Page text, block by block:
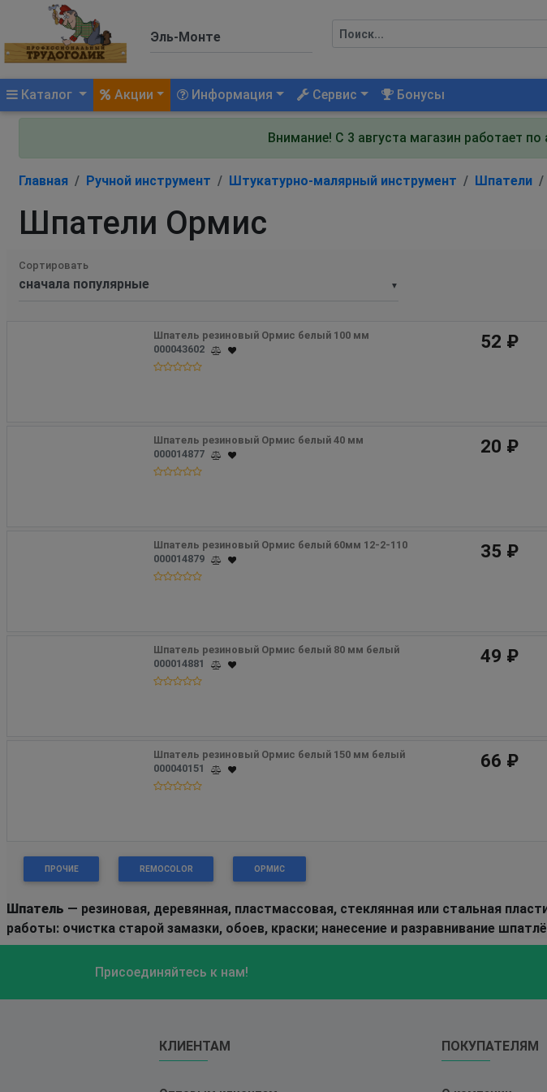
Каталог (current)Акции Информация Сервис Бонусы
Внимание! С 3 августа магазин работает
Главная Ручной инструмент Штукатурно-малярный инструмент Шпатели
Шпатели Ормис
▼
Сортировать
Шпатель резиновый Ормис белый 100 мм
000043602
52 ₽
Шпатель резиновый Ормис белый 40 мм
000014877
20 ₽
Шпатель резиновый Ормис белый 60мм 12-2-110
000014879
35 ₽
Шпатель резиновый Ормис белый 80 мм белый
000014881
49 ₽
Шпатель резиновый Ормис белый 150 мм белый
000040151
66 ₽
ПРОЧИЕ REMOCOLOR ОРМИС
Шпатель — резиновая, деревянная, пластмассовая, стеклянная или стальная
работы: очистка старой замазки, обоев, краски; нанесение и разравнивание
Присоединяйтесь к нам!
КЛИЕНТАМ ПОКУПАТЕЛЯМ